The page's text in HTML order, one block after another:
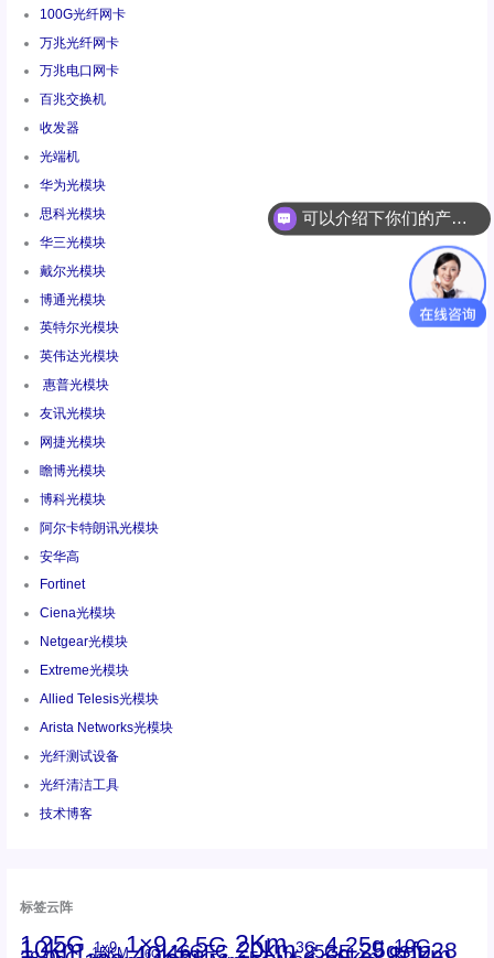
100G光纤网卡
万兆光纤网卡
万兆电口网卡
百兆交换机
收发器
光端机
华为光模块
思科光模块
华三光模块
戴尔光模块
博通光模块
英特尔光模块
英伟达光模块
惠普光模块
友讯光模块
网捷光模块
瞻博光模块
博科光模块
阿尔卡特朗讯光模块
安华高
Fortinet
Ciena光模块
Netgear光模块
Extreme光模块
Allied Telesis光模块
Arista Networks光模块
光纤测试设备
光纤清洁工具
技术博客
标签云阵
1.25G 1x9 1×9 2.5G 2Km 3G 4.25g 10G
10km 15KM 16G 16GFC 20km 25GE 25gsfp28
你们是怎么收费的呢